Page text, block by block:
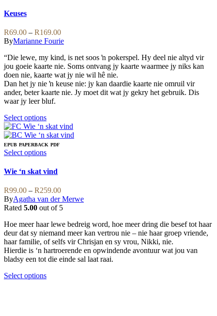
be
chosen
on
the
product
page
variants.
The
options
may
be
chosen
on
the
product
Keuses
R69.00 – R169.00Price
range:
through
R169.00
ByMarianne Fourie
“Die lewe, my kind, is net soos ŉ pokerspel. Hy deel nie altyd vir
jou goeie kaarte nie. Soms ontvang jy kaarte waarmee jy niks kan
doen nie, kaarte wat jy nie wil hê nie.
Dan het jy nie ŉ keuse nie: jy kan daardie kaarte nie omruil vir
ander, beter kaarte nie. Jy moet dit wat jy gekry het gebruik. Dis
waar jy leer bluf.
Select optionsThis
product
has
multiple
variants.
options
be
chosen
on
the
product
page
EPUB PAPERBACK PDF
Select optionsThis
has
variants.
The
options
may
be
chosen
on
the
product
Wie ‘n skat vind
R99.00 – R259.00Price
range:
R99.00
R259.00
ByAgatha van der Merwe
Rated 5.00 out of 5
Hoe meer haar lewe bedreig word, hoe meer dring die besef tot haar
deur dat sy niemand meer kan vertrou nie – nie haar groep vriende,
haar familie, of selfs vir Chrisjan en sy vrou, Nikki, nie.
Hierdie is ‘n hartroerende en opwindende avontuur wat jou van
bladsy een tot die einde sal laat raai.
Select optionsThis